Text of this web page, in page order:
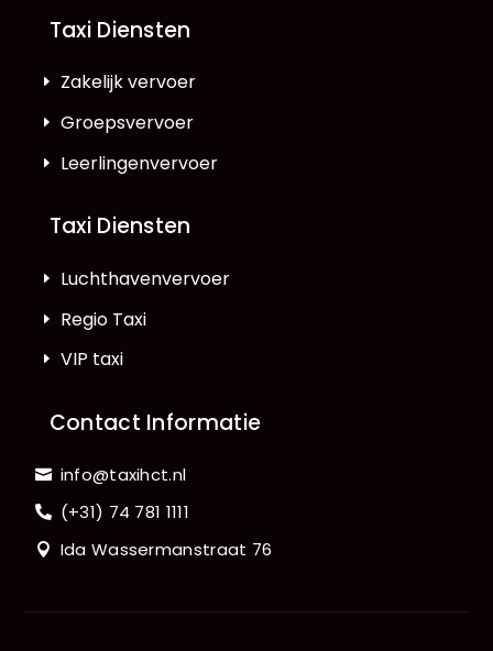
Taxi Diensten
Zakelijk vervoer
Groepsvervoer
Leerlingenvervoer
Taxi Diensten
Luchthavenvervoer
Regio Taxi
VIP taxi
Contact Informatie
info@taxihct.nl
(+31) 74 781 1111
Ida Wassermanstraat 76